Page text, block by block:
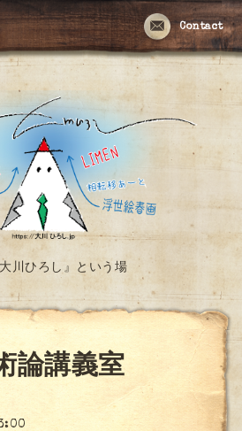
Contact
川ひろし』という場
論講義室